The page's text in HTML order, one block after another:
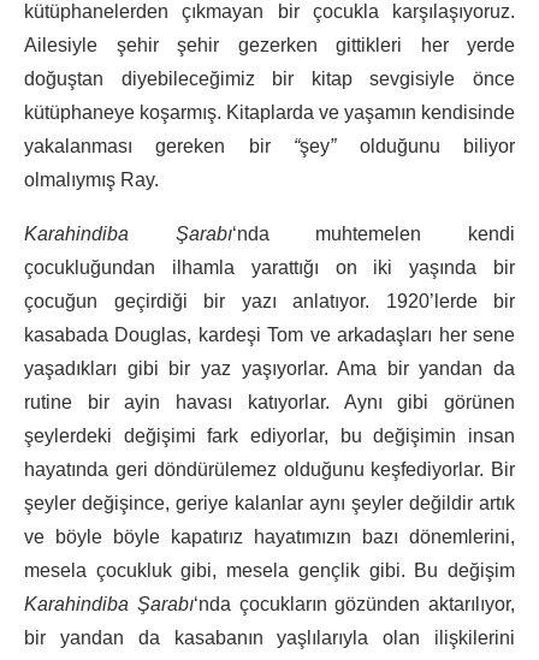
kütüphanelerden çıkmayan bir çocukla karşılaşıyoruz.
Ailesiyle şehir şehir gezerken gittikleri her yerde
doğuştan diyebileceğimiz bir kitap sevgisiyle önce
kütüphaneye koşarmış. Kitaplarda ve yaşamın kendisinde
yakalanması gereken bir “şey” olduğunu biliyor
olmalıymış Ray.
Karahindiba Şarabı‘nda muhtemelen kendi
çocukluğundan ilhamla yarattığı on iki yaşında bir
çocuğun geçirdiği bir yazı anlatıyor. 1920’lerde bir
kasabada Douglas, kardeşi Tom ve arkadaşları her sene
yaşadıkları gibi bir yaz yaşıyorlar. Ama bir yandan da
rutine bir ayin havası katıyorlar. Aynı gibi görünen
şeylerdeki değişimi fark ediyorlar, bu değişimin insan
hayatında geri döndürülemez olduğunu keşfediyorlar. Bir
şeyler değişince, geriye kalanlar aynı şeyler değildir artık
ve böyle böyle kapatırız hayatımızın bazı dönemlerini,
mesela çocukluk gibi, mesela gençlik gibi. Bu değişim
Karahindiba Şarabı‘nda çocukların gözünden aktarılıyor,
bir yandan da kasabanın yaşlılarıyla olan ilişkilerini